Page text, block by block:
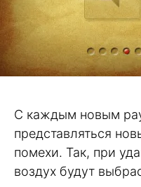
С каждым новым
представляться
помехи. Так, при
воздух будут